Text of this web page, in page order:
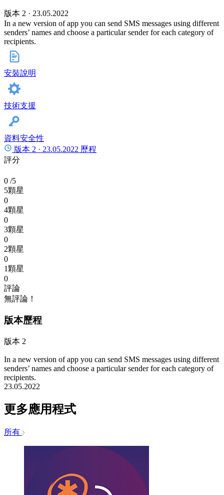
版本 2 · 23.05.2022
In a new version of app you can send SMS messages using different
senders’ names and choose a particular sender for each category of
recipients.
安裝說明
技術支援
資料安全性
版本 2 · 23.05.2022 歷程
評分
0 /5
5顆星
0
4顆星
0
3顆星
0
2顆星
0
1顆星
0
評論
無評論！
版本歷程
版本 2
In a new version of app you can send SMS messages using different
senders’ names and choose a particular sender for each category of
recipients.
23.05.2022
更多應用程式
所有